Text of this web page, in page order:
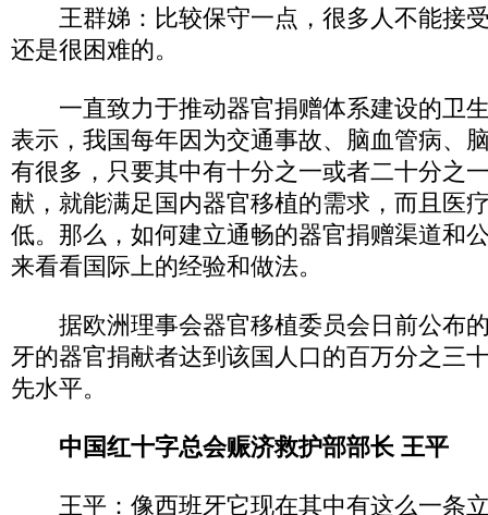
王群娣：比较保守一点，很多人不能接
还是很困难的。
一直致力于推动器官捐赠体系建设的卫
表示，我国每年因为交通事故、脑血管病、
有很多，只要其中有十分之一或者二十分之
献，就能满足国内器官移植的需求，而且医
低。那么，如何建立通畅的器官捐赠渠道和
来看看国际上的经验和做法。
据欧洲理事会器官移植委员会日前公布
牙的器官捐献者达到该国人口的百万分之三
先水平。
中国红十字总会赈济救护部部长 王平
王平：像西班牙它现在其中有这么一条